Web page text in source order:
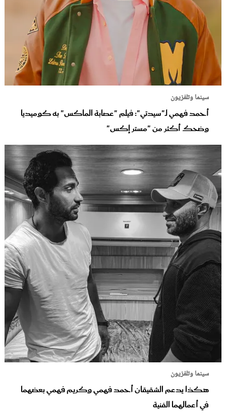
سينما وتلفزيون
أحمد فهمي لـ"سيدتي": فيلم "عصابة الماكس" به كوميديا
وضحك أكثر من "مستر إكس"
سينما وتلفزيون
هكذا يدعم الشقيقان أحمد فهمي وكريم فهمي بعضهما
في أعمالهما الفنية